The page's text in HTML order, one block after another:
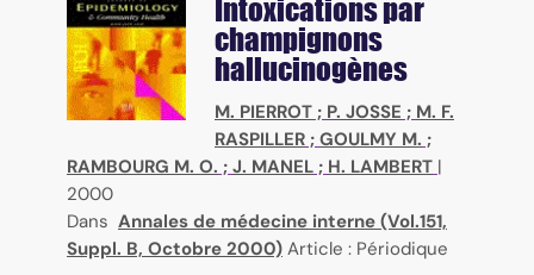
Intoxications par
champignons
hallucinogènes
M. PIERROT ; P. JOSSE ; M. F.
RASPILLER ; GOULMY M. ;
RAMBOURG M. O. ; J. MANEL ; H. LAMBERT |
2000
Dans Annales de médecine interne (Vol.151,
Suppl. B, Octobre 2000) Article : Périodique